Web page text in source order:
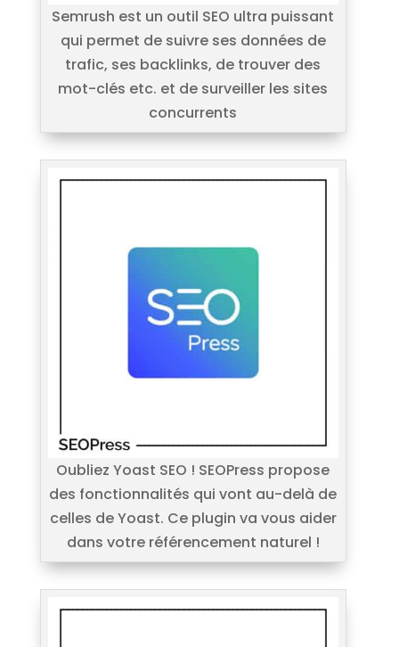
Semrush est un outil SEO ultra puissant
qui permet de suivre ses données de
trafic, ses backlinks, de trouver des
mot-clés etc. et de surveiller les sites
concurrents
Oubliez Yoast SEO ! SEOPress propose
des fonctionnalités qui vont au-delà de
celles de Yoast. Ce plugin va vous aider
dans votre référencement naturel !